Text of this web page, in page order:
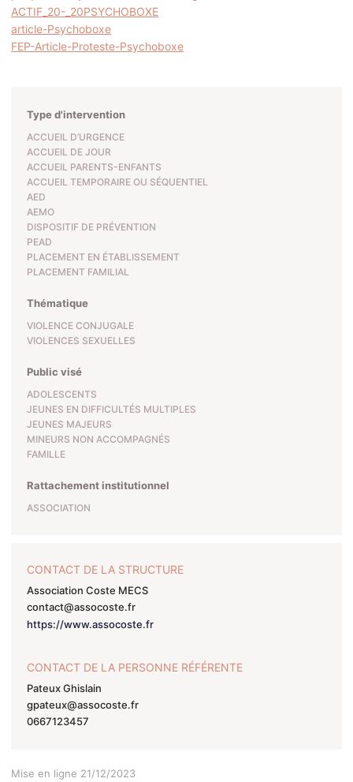
ACTIF_20-_20PSYCHOBOXE
article-Psychoboxe
FEP-Article-Proteste-Psychoboxe
Type d'intervention
ACCUEIL D’URGENCE
ACCUEIL DE JOUR
ACCUEIL PARENTS-ENFANTS
ACCUEIL TEMPORAIRE OU SÉQUENTIEL
AED
AEMO
DISPOSITIF DE PRÉVENTION
PEAD
PLACEMENT EN ÉTABLISSEMENT
PLACEMENT FAMILIAL
Thématique
VIOLENCE CONJUGALE
VIOLENCES SEXUELLES
Public visé
ADOLESCENTS
JEUNES EN DIFFICULTÉS MULTIPLES
JEUNES MAJEURS
MINEURS NON ACCOMPAGNÉS
FAMILLE
Rattachement institutionnel
ASSOCIATION
CONTACT DE LA STRUCTURE
Association Coste MECS
contact@assocoste.fr
https://www.assocoste.fr
CONTACT DE LA PERSONNE RÉFÉRENTE
Pateux Ghislain
gpateux@assocoste.fr
0667123457
Mise en ligne 21/12/2023